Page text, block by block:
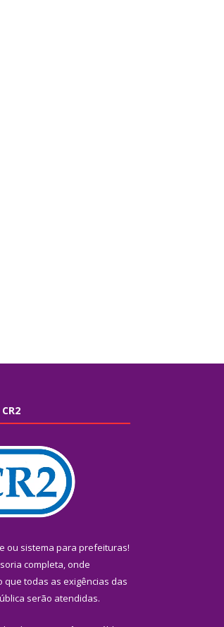
ou sistema para prefeituras!
completa, onde
que todas as exigências das
serão atendidas.